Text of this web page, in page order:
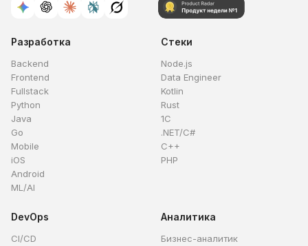
Разработка
Backend
Frontend
Fullstack
Python
Java
Go
Mobile
iOS
Android
ML/AI
Стеки
Node.js
Data Engineer
Kotlin
Rust
1C
.NET/C#
C++
PHP
DevOps
CI/CD
Аналитика
Бизнес-аналитик